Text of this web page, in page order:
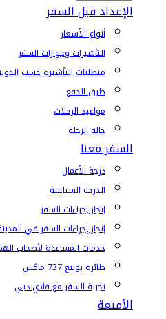
الإعداد قبل السفر
أنواع الأسعار
التأشيرات وجوازات السفر
متطلبات التأشيرة حسب
طرق الدفع
مواعيد الرحلات
حالة الرحلة
السفر معنا
درجة الأعمال
الدرجة السياحية
إنجاز إجراءات السفر
إنجاز إجراءات السفر في
خدمات المساعدة لأصحاب
طائرة بوينغ 737 ماكس
تجربة السفر مع فلاي دبي
الأمتعة